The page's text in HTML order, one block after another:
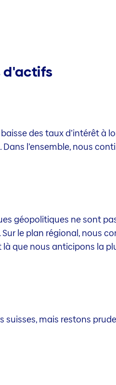
d'actifs
des taux d’intérêt à
l’ensemble, nous
géopolitiques ne sont
le plan régional, nous
que nous anticipons la
mais restons